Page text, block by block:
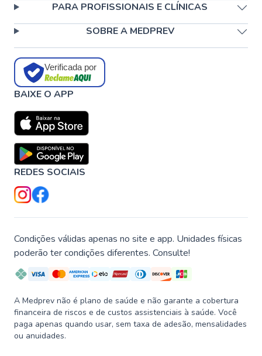
PARA PROFISSIONAIS E CLÍNICAS
SOBRE A MEDPREV
Verificada por
BAIXE O APP
REDES SOCIAIS
Condições válidas apenas no site e app. Unidades físicas
poderão ter condições diferentes. Consulte!
A Medprev não é plano de saúde e não garante a cobertura
financeira de riscos e de custos assistenciais à saúde. Você
paga apenas quando usar, sem taxa de adesão, mensalidades
ou anuidades.